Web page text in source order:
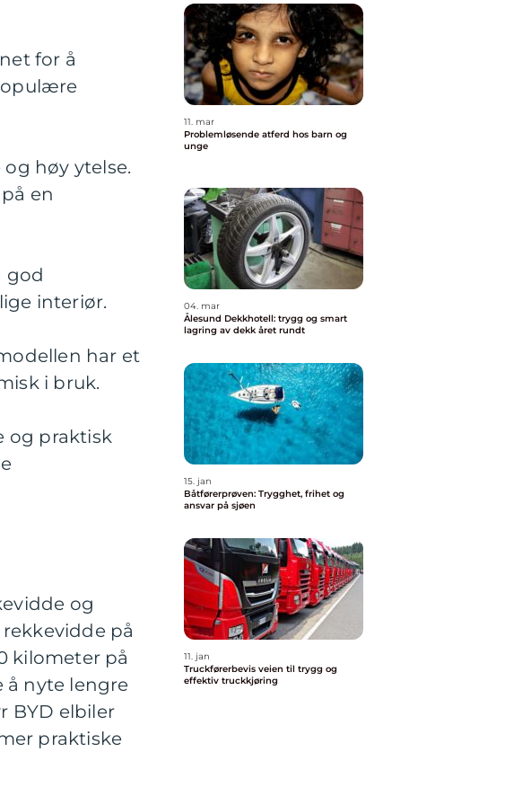
for å
høy ytelse.
en
god
interiør.
har et
i bruk.
og praktisk
og
på
kilometer på
å nyte lengre
BYD elbiler
praktiske
11. mar
Problemløsende atferd hos barn og
unge
04. mar
Ålesund Dekkhotell: trygg og smart
lagring av dekk året rundt
15. jan
Båtførerprøven: Trygghet, frihet og
ansvar på sjøen
11. jan
Truckførerbevis veien til trygg og
effektiv truckkjøring